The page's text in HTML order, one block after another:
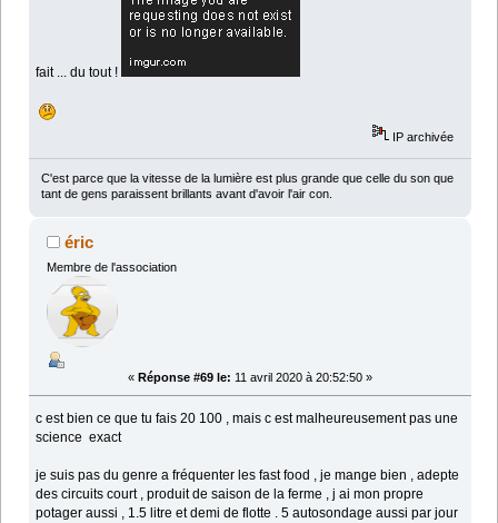
fait ... du tout !
IP archivée
C'est parce que la vitesse de la lumière est plus grande que celle du son que
tant de gens paraissent brillants avant d'avoir l'air con.
éric
Membre de l'association
« Réponse #69 le: 11 avril 2020 à 20:52:50 »
c est bien ce que tu fais 20 100 , mais c est malheureusement pas une
science exact
je suis pas du genre a fréquenter les fast food , je mange bien , adepte
des circuits court , produit de saison de la ferme , j ai mon propre
potager aussi , 1.5 litre et demi de flotte . 5 autosondage aussi par jour